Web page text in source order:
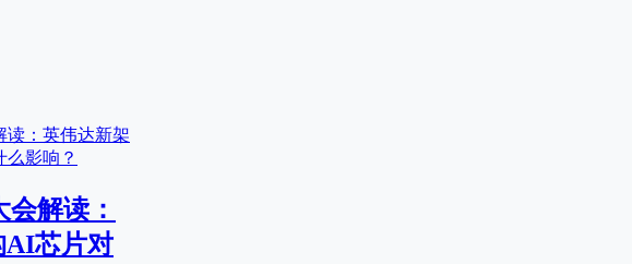
解读：
AI芯片对